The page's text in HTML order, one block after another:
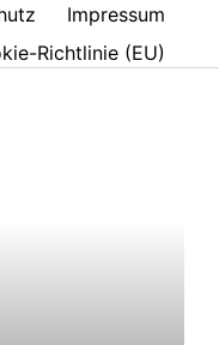
Impressum
Richtlinie (EU)